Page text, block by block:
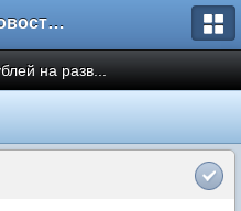
Форум Новостройки
на разв...